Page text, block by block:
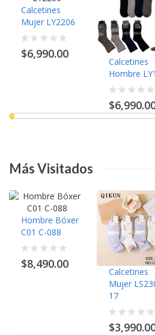
Calcetines
Mujer LY2206
$6,990.00
Calcetines
Hombre
MásVisitados
Hombre Bóxer
C01 C-088
$8,490.00
Calcetines
Mujer
17